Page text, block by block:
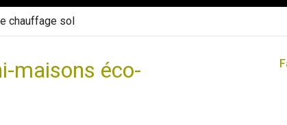
chauffage sol
maisons éco-